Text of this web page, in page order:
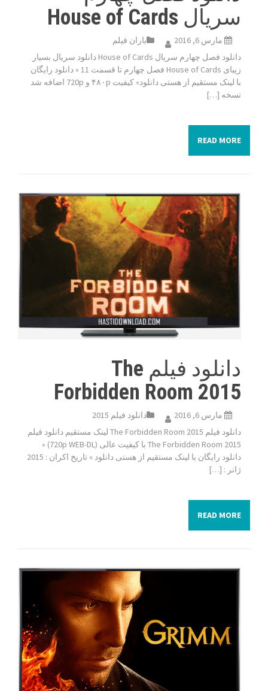
سریال House of Cards
مارس 6, 2016
باران فیلم
دانلود فصل چهارم سریال House of Cards دانلود سریال بسیار
زیبای House of Cards فصل چهارم تا قسمت 11 « دانلود رایگان
با لینک مستقیم از هستی دانلود» کیفیت ۴۸۰p و 720p اضافه شد
نسخه […]
READ MORE
دانلود فیلم The
Forbidden Room 2015
مارس 6, 2016
دانلود فیلم 2015
دانلود فیلم The Forbidden Room 2015 لینک مستقیم دانلود فیلم
The Forbidden Room 2015 با کیفیت عالی (720p WEB-DL) «
دانلود رایگان با لینک مستقیم از هستی دانلود » تاریخ اکران : 2015
ژانر : […]
READ MORE